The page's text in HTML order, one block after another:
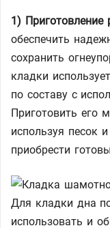
1) Приготовление
обеспечить
сохранить
кладки
по составу с
Приготовить его
используя песок
приобрести
Для кладки дна
использовать и